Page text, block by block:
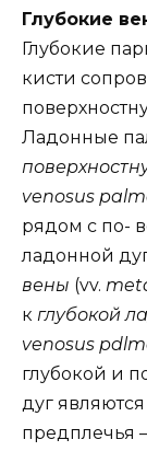
Глубокие
Глубокие
кисти
Ладонные
venosus
рядом с по-
ладонной
вены (vv.
к глубокой
venosus
глубокой и
дуг
предплечья